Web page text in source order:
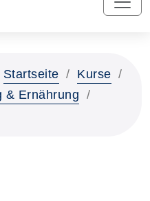
Startseite
Kurse
& Ernährung